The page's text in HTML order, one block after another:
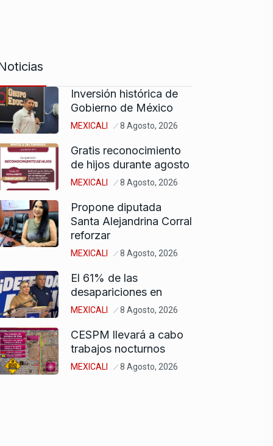
Inversión histórica de
Gobierno de México
MEXICALI 8 Agosto, 2026
Gratis reconocimiento
de hijos durante agosto
MEXICALI 8 Agosto, 2026
Propone diputada
Santa Alejandrina Corral
reforzar
MEXICALI 8 Agosto, 2026
El 61% de las
desapariciones en
MEXICALI 8 Agosto, 2026
CESPM llevará a cabo
trabajos nocturnos
MEXICALI 8 Agosto, 2026